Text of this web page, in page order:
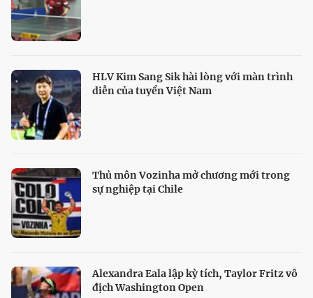
HLV Kim Sang Sik hài lòng với màn trình
diễn của tuyển Việt Nam
Thủ môn Vozinha mở chương mới trong
sự nghiệp tại Chile
Alexandra Eala lập kỳ tích, Taylor Fritz vô
địch Washington Open